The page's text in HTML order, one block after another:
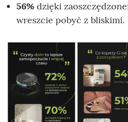
56% dzięki
wreszcie pobyć z bliskimi.